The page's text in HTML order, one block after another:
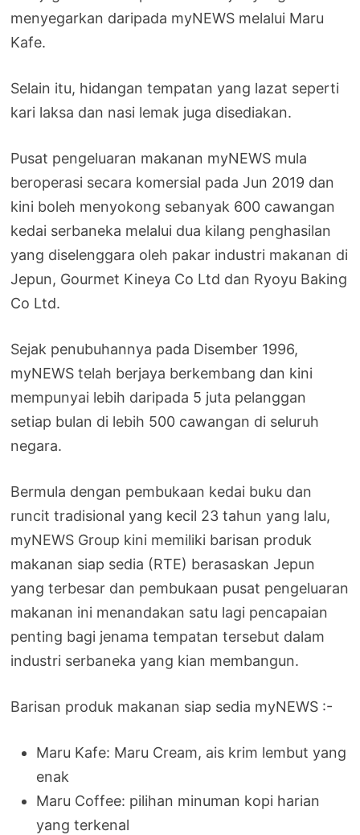
menyegarkan daripada myNEWS melalui Maru
Kafe.
Selain itu, hidangan tempatan yang lazat seperti
kari laksa dan nasi lemak juga disediakan.
Pusat pengeluaran makanan myNEWS mula
beroperasi secara komersial pada Jun 2019 dan
kini boleh menyokong sebanyak 600 cawangan
kedai serbaneka melalui dua kilang penghasilan
yang diselenggara oleh pakar industri makanan di
Jepun, Gourmet Kineya Co Ltd dan Ryoyu Baking
Co Ltd.
Sejak penubuhannya pada Disember 1996,
myNEWS telah berjaya berkembang dan kini
mempunyai lebih daripada 5 juta pelanggan
setiap bulan di lebih 500 cawangan di seluruh
negara.
Bermula dengan pembukaan kedai buku dan
runcit tradisional yang kecil 23 tahun yang lalu,
myNEWS Group kini memiliki barisan produk
makanan siap sedia (RTE) berasaskan Jepun
yang terbesar dan pembukaan pusat pengeluaran
makanan ini menandakan satu lagi pencapaian
penting bagi jenama tempatan tersebut dalam
industri serbaneka yang kian membangun.
Barisan produk makanan siap sedia myNEWS :-
Maru Kafe: Maru Cream, ais krim lembut yang
enak
Maru Coffee: pilihan minuman kopi harian
yang terkenal